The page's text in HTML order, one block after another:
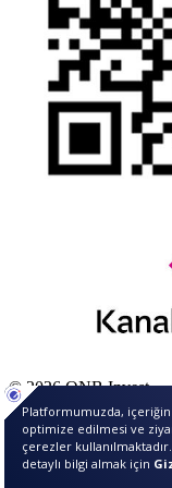
© 2026 QNB Invest,
QNBiştirakidir.